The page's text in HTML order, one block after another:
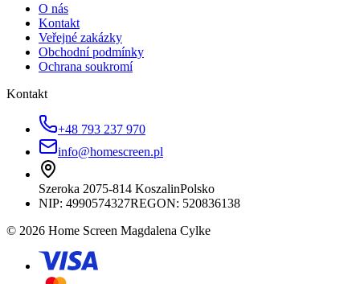
O nás
Kontakt
Veřejné zakázky
Obchodní podmínky
Ochrana soukromí
Kontakt
+48 793 237 970
info@homescreen.pl
Szeroka 2075-814 KoszalinPolsko
NIP: 4990574327REGON: 520836138
© 2026 Home Screen Magdalena Cylke